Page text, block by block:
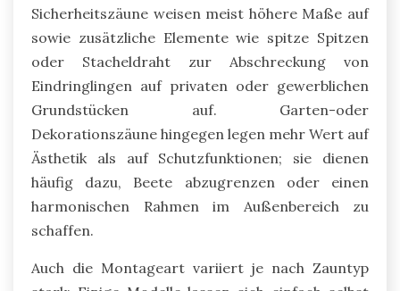
Sicherheitszäune weisen meist höhere Maße auf
sowie zusätzliche Elemente wie spitze Spitzen
oder Stacheldraht zur Abschreckung von
Eindringlingen auf privaten oder gewerblichen
Grundstücken auf. Garten-oder
Dekorationszäune hingegen legen mehr Wert auf
Ästhetik als auf Schutzfunktionen; sie dienen
häufig dazu, Beete abzugrenzen oder einen
harmonischen Rahmen im Außenbereich zu
schaffen.
Auch die Montageart variiert je nach Zauntyp